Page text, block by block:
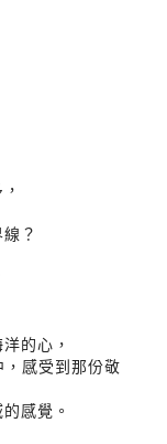
？
的心，
感受到那份敬
感覺。